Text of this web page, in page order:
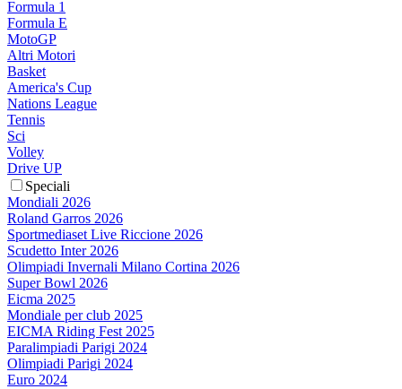
Formula 1
Formula E
MotoGP
Altri Motori
Basket
America's Cup
Nations League
Tennis
Sci
Volley
Drive UP
Speciali
Mondiali 2026
Roland Garros 2026
Sportmediaset Live Riccione 2026
Scudetto Inter 2026
Olimpiadi Invernali Milano Cortina 2026
Super Bowl 2026
Eicma 2025
Mondiale per club 2025
EICMA Riding Fest 2025
Paralimpiadi Parigi 2024
Olimpiadi Parigi 2024
Euro 2024